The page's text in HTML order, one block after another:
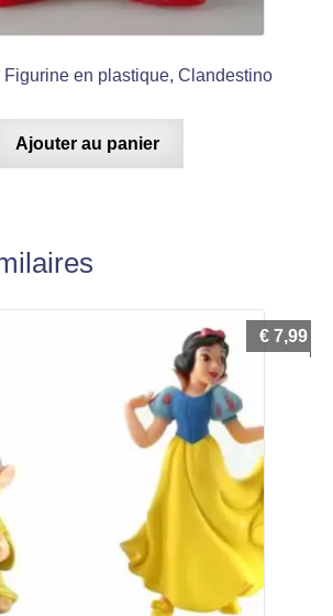
Figurine en plastique, Clandestino
Ajouter au panier
€ 7,99